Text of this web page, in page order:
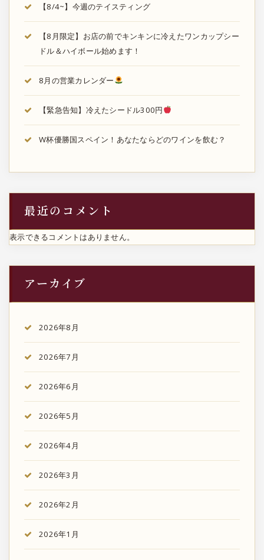
【8/4~】今週のテイスティング
【8月限定】お店の前でキンキンに冷えたワンカップシー
ドル＆ハイボール始めます！
8月の営業カレンダー
【緊急告知】冷えたシードル300円
W杯優勝国スペイン！あなたならどのワインを飲む？
最近のコメント
表示できるコメントはありません。
アーカイブ
2026年8月
2026年7月
2026年6月
2026年5月
2026年4月
2026年3月
2026年2月
2026年1月